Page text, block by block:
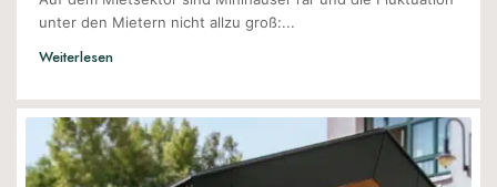
unter den Mietern nicht allzu groß:...
Weiterlesen